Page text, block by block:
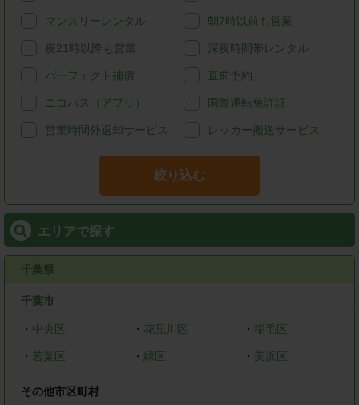
マンスリーレンタル 朝7時以前も営業
夜21時以降も営業 深夜時間帯レンタル
パーフェクト補償 直前予約
ニコパス（アプリ） 国際運転免許証
営業時間外返却サービス レッカー搬送サービス
絞り込む
エリアで探す
千葉県
千葉市
・ 中央区 ・ 花見川区 ・稲毛区
・ 若葉区 ・ 緑区 ・ 美浜区
その他市区町村